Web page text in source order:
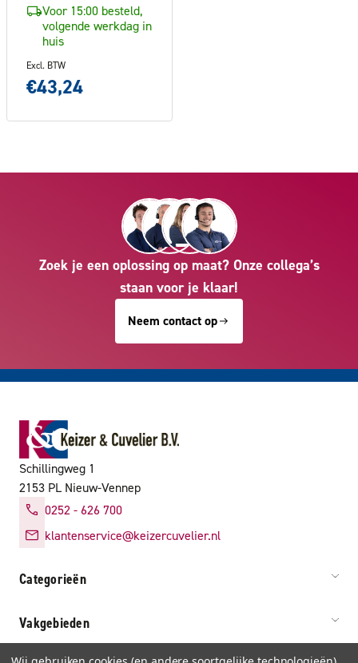
Voor 15:00 besteld,
volgende werkdag in
huis
Excl. BTW
€43,24
Zoek je een oplossing op maat? Onze collega’s
staan voor je klaar!
Neem contact op
Schillingweg 1
2153 PL Nieuw-Vennep
0252 - 626 700
klantenservice@keizercuvelier.nl
Categorieën
Vakgebieden